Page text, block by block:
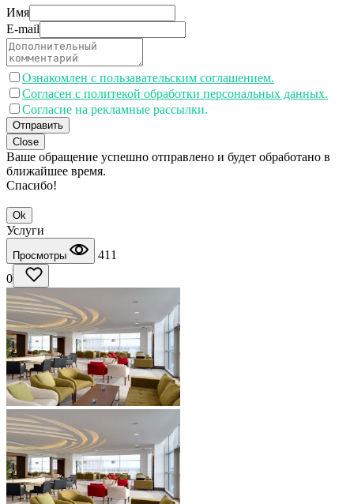
Имя
E-mail
Ознакомлен с пользавательским соглашением.
Согласен с политекой обработки персональных данных.
Согласие на рекламные рассылки.
Отправить
Close
Ваше обращение успешно отправлено и будет обработано в
ближайшее время.
Спасибо!
Ok
Услуги
Просмотры
411
0